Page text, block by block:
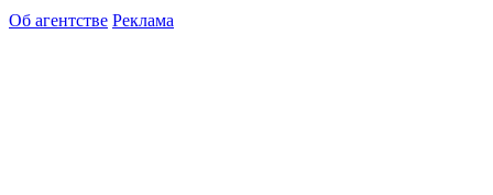
Об агентстве Реклама